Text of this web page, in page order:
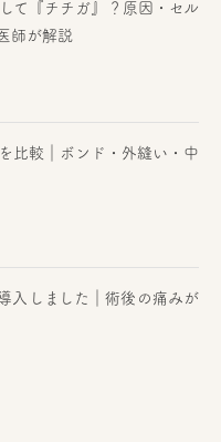
て『チチガ』？原因・セル
師が解説
比較｜ボンド・外縫い・中
入しました｜術後の痛みが